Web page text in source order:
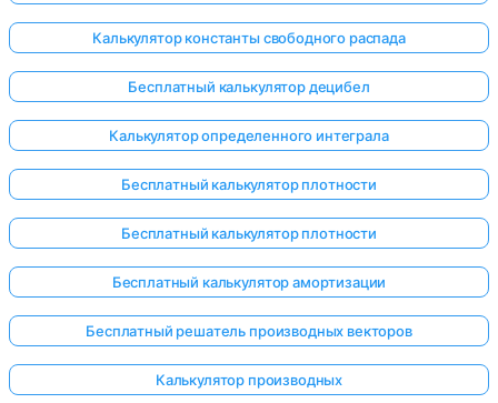
Войдите
здесь!
Калькулятор константы свободного распада
Бесплатный калькулятор децибел
Калькулятор определенного интеграла
Бесплатный калькулятор плотности
Бесплатный калькулятор плотности
Бесплатный калькулятор амортизации
Бесплатный решатель производных векторов
Калькулятор производных